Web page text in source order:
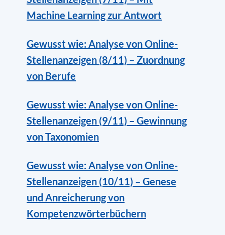
Machine Learning zur Antwort
Gewusst wie: Analyse von Online-
Stellenanzeigen (8/11) – Zuordnung
von Berufe
Gewusst wie: Analyse von Online-
Stellenanzeigen (9/11) – Gewinnung
von Taxonomien
Gewusst wie: Analyse von Online-
Stellenanzeigen (10/11) – Genese
und Anreicherung von
Kompetenzwörterbüchern